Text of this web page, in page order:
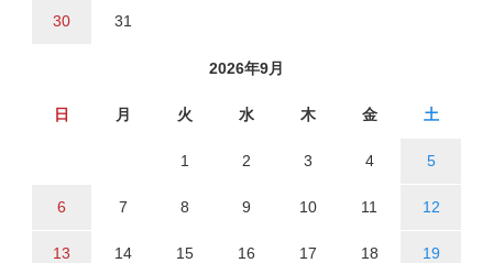
30 31
2026年9月
日 月 火 水 木 金 土
1 2 3 4 5
6 7 8 9 10 11 12
13 14 15 16 17 18 19